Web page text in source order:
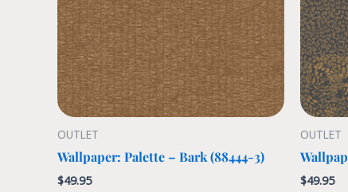
OUTLET
Wallpaper: Palette – Bark (88444-3)
$49.95
OUTLET
$49.95